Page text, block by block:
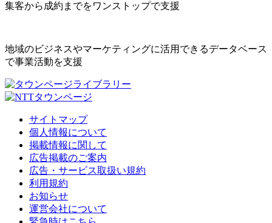
集客から成約までをワンストップで支援
地域のビジネスやマーケティングに活用できるデータベース
で事業活動を支援
サイトマップ
個人情報について
掲載情報に関して
広告掲載のご案内
広告・サービス取扱い規約
利用規約
お知らせ
運営会社について